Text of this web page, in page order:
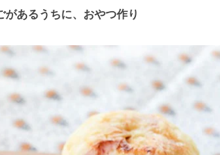
があるうちに、おやつ作り